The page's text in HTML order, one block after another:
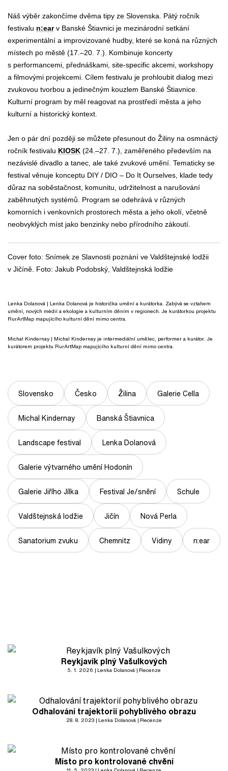
Náš výběr zakončíme dvěma tipy ze Slovenska. Pátý ročník
festivalu n:earv Banské Štiavnici je mezinárodní setkání
experimentální a improvizované hudby, které se koná na různých
místech po městě (17.–20. 7.). Kombinuje koncerty
s performancemi, přednáškami, site‑specific akcemi, workshopy
a filmovými projekcemi. Cílem festivalu je prohloubit dialog mezi
zvukovou tvorbou a jedinečným kouzlem Banské Štiavnice.
Kulturní program by měl reagovat na prostředí města a jeho
kulturní a historický kontext.
Jen o pár dní později se můžete přesunout do Žiliny na osmnáctý
ročník festivalu KIOSK (24.–27. 7.), zaměřeného především na
nezávislé divadlo a tanec, ale také zvukové umění. Tematicky se
festival věnuje konceptu DIY / DIO – Do It Ourselves, klade tedy
důraz na soběstačnost, komunitu, udržitelnost a narušování
zaběhnutých systémů. Program se odehrává v různých
komorních i venkovních prostorech města a jeho okolí, včetně
neobvyklých míst jako benzinky nebo přírodního zákoutí.
Cover foto: Snímek ze Slavnosti poznání ve Valdštejnské lodžii
v Jičíně. Foto: Jakub Podobský, Valdštejnská lodžie
Lenka Dolanová | Lenka Dolanová je historička umění a kurátorka. Zabývá se vztahem
umění, nových médií a ekologie a kulturním děním v regionech. Je kurátorkou projektu
RurArtMap mapujícího kulturní dění mimo centra.
Michal Kindernay | Michal Kindernay je intermediální umělec, performer a kurátor. Je
kurátorem projektu RurArtMap mapujícího kulturní dění mimo centra.
Slovensko Česko Žilina Galerie Cella
Michal Kindernay Banská Štiavnica
Landscape festival Lenka Dolanová
Galerie výtvarného umění Hodonín
Galerie Jiřího Jílka Festival Je/snění Schule
Valdštejnská lodžie Jičín Nová Perla
Sanatorium zvuku Chemnitz Vidiny n:ear
Reykjavík plný Vašulkových
5. 1. 2026 Lenka Dolanová Recenze
Odhalování trajektorií pohyblivého obrazu
28. 8. 2023 Lenka Dolanová Recenze
Místo pro kontrolované chvění